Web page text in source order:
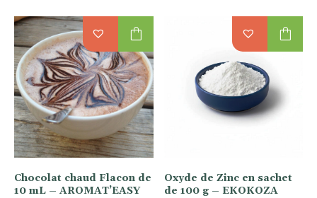
Chocolat chaud Flacon de
10 mL – AROMAT’EASY
shopping_bag
Oxyde de Zinc en sachet
de 100 g – EKOKOZA
shopping_bag